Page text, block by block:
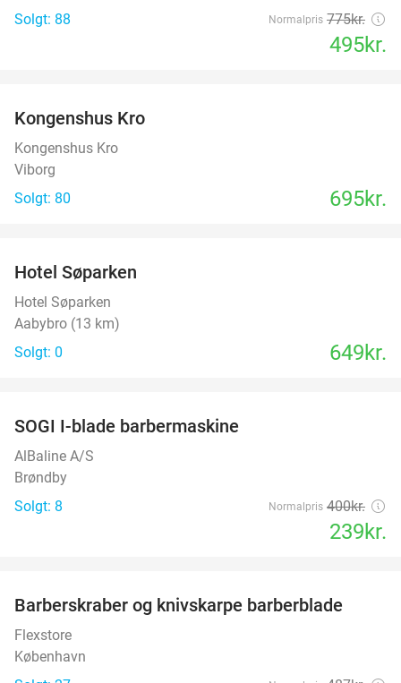
Solgt: 88
Normalpris 775kr.
495kr.
Kongenshus Kro
Kongenshus Kro
Viborg
Solgt: 80
695kr.
Hotel Søparken
Hotel Søparken
Aabybro (13 km)
Solgt: 0
649kr.
SOGI I-blade barbermaskine
AlBaline A/S
Brøndby
Solgt: 8
Normalpris 400kr.
239kr.
Barberskraber og knivskarpe barberblade
Flexstore
København